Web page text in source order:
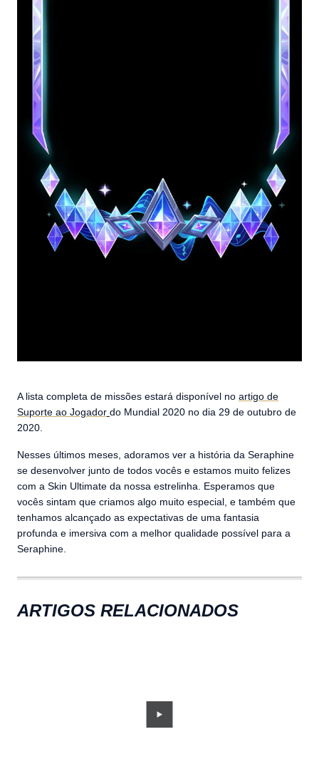
A lista completa de missões estará disponível no artigo de
Suporte ao Jogador do Mundial 2020 no dia 29 de outubro de
2020.
Nesses últimos meses, adoramos ver a história da Seraphine
se desenvolver junto de todos vocês e estamos muito felizes
com a Skin Ultimate da nossa estrelinha. Esperamos que
vocês sintam que criamos algo muito especial, e também que
tenhamos alcançado as expectativas de uma fantasia
profunda e imersiva com a melhor qualidade possível para a
Seraphine.
ARTIGOS RELACIONADOS